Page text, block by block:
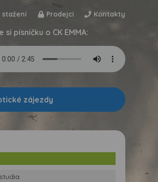
stažení Prodejci Kontakty
si písničku o CK EMMA:
zájezdy
studia